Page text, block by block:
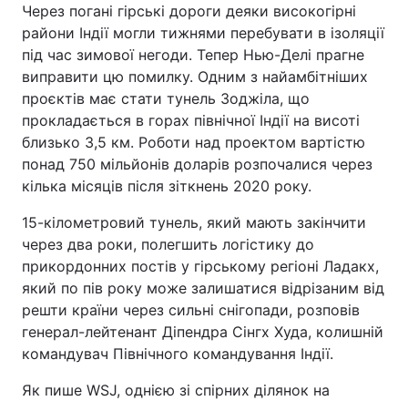
Через погані гірські дороги деяки високогірні
райони Індії могли тижнями перебувати в ізоляції
під час зимової негоди. Тепер Нью-Делі прагне
виправити цю помилку. Одним з найамбітніших
проєктів має стати тунель Зоджіла, що
прокладається в горах північної Індії на висоті
близько 3,5 км. Роботи над проектом вартістю
понад 750 мільйонів доларів розпочалися через
кілька місяців після зіткнень 2020 року.
15-кілометровий тунель, який мають закінчити
через два роки, полегшить логістику до
прикордонних постів у гірському регіоні Ладакх,
який по пів року може залишатися відрізаним від
решти країни через сильні снігопади, розповів
генерал-лейтенант Діпендра Сінгх Худа, колишній
командувач Північного командування Індії.
Як пише WSJ, однією зі спірних ділянок на